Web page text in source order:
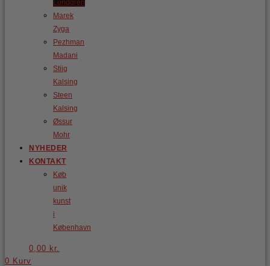
Lundgren
Marek
Zyga
Pezhman
Madani
Stiig
Kalsing
Steen
Kalsing
Øssur
Mohr
NYHEDER
KONTAKT
Køb
unik
kunst
i
København
0,00 kr.
0 Kurv